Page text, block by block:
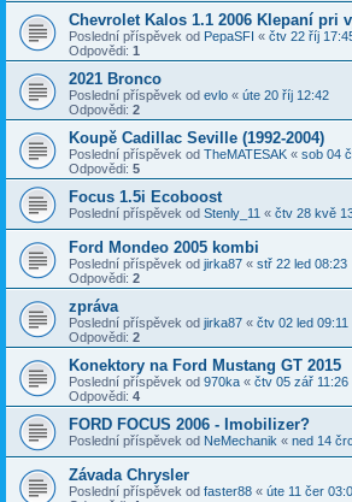
Chevrolet Kalos 1.1 2006 Klepaní pri
Poslední příspěvek od PepaSFI « čtv 22 říj
Odpovědi: 1
2021 Bronco
Poslední příspěvek od evlo « úte 20 říj 12:42
Odpovědi: 2
Koupě Cadillac Seville (1992-2004)
Poslední příspěvek od TheMATESAK « sob 04
Odpovědi: 5
Focus 1.5i Ecoboost
Poslední příspěvek od Stenly_11 « čtv 28 kvě
Ford Mondeo 2005 kombi
Poslední příspěvek od jirka87 « stř 22 led 08:23
Odpovědi: 2
zpráva
Poslední příspěvek od jirka87 « čtv 02 led 09:11
Odpovědi: 2
Konektory na Ford Mustang GT 2015
Poslední příspěvek od 970ka « čtv 05 zář 11:26
Odpovědi: 4
FORD FOCUS 2006 - Imobilizer?
Poslední příspěvek od NeMechanik « ned 14
Závada Chrysler
Poslední příspěvek od faster88 « úte 11 čer